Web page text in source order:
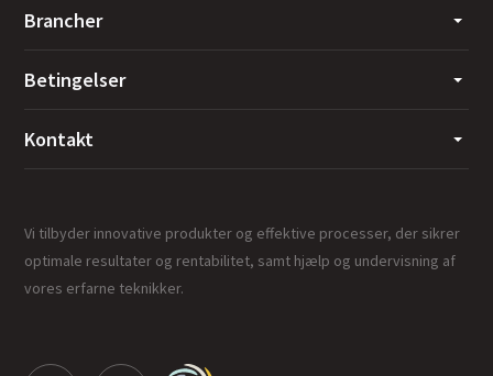
Brancher
Betingelser
Kontakt
Vi tilbyder innovative produkter og effektive processer, der sikrer
optimale resultater og rentabilitet, samt hjælp og undervisning af
vores erfarne teknikker.